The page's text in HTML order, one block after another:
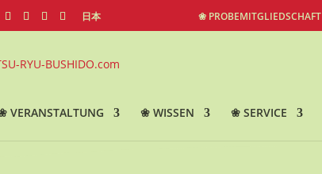
日本 ❀ PROBEMITGLIEDSCHAFT
VERANSTALTUNG ❀ WISSEN ❀ SERVICE